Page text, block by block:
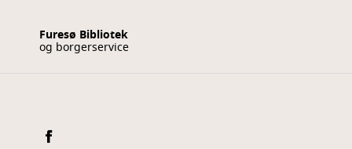
Furesø Bibliotek
og borgerservice